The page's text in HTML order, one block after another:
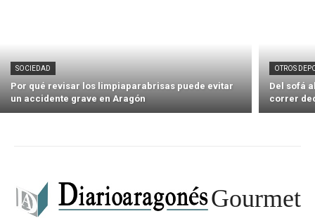
SOCIEDAD
Por qué revisar los limpiaparabrisas puede evitar
un accidente grave en Aragón
OTROS
Del sofá
correr
Gourmet